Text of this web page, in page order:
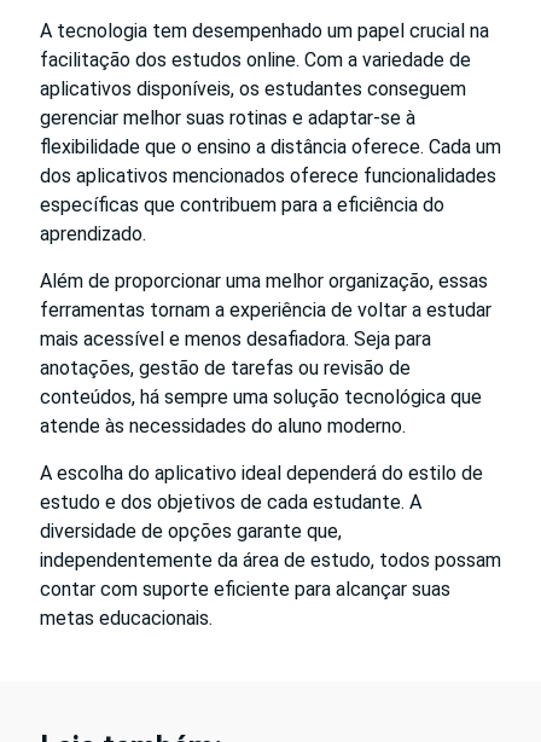
A tecnologia tem desempenhado um papel crucial na
facilitação dos estudos online. Com a variedade de
aplicativos disponíveis, os estudantes conseguem
gerenciar melhor suas rotinas e adaptar-se à
flexibilidade que o ensino a distância oferece. Cada um
dos aplicativos mencionados oferece funcionalidades
específicas que contribuem para a eficiência do
aprendizado.
Além de proporcionar uma melhor organização, essas
ferramentas tornam a experiência de voltar a estudar
mais acessível e menos desafiadora. Seja para
anotações, gestão de tarefas ou revisão de
conteúdos, há sempre uma solução tecnológica que
atende às necessidades do aluno moderno.
A escolha do aplicativo ideal dependerá do estilo de
estudo e dos objetivos de cada estudante. A
diversidade de opções garante que,
independentemente da área de estudo, todos possam
contar com suporte eficiente para alcançar suas
metas educacionais.